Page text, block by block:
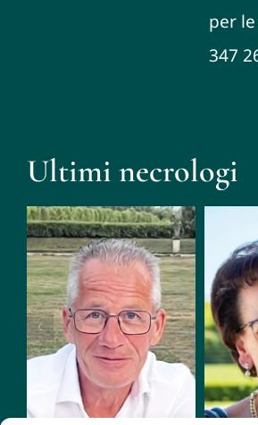
per
347
Ultimi necrologi
Roberto
Fiorio